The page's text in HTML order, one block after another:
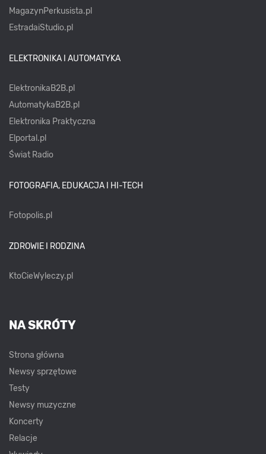
MagazynPerkusista.pl
EstradaiStudio.pl
ELEKTRONIKA I AUTOMATYKA
ElektronikaB2B.pl
AutomatykaB2B.pl
Elektronika Praktyczna
Elportal.pl
Świat Radio
FOTOGRAFIA, EDUKACJA I HI-TECH
Fotopolis.pl
ZDROWIE I RODZINA
KtoCieWyleczy.pl
NA SKRÓTY
Strona główna
Newsy sprzętowe
Testy
Newsy muzyczne
Koncerty
Relacje